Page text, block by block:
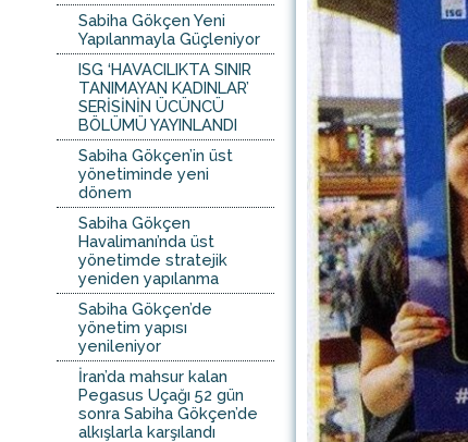
Sabiha Gökçen Yeni
Yapılanmayla Güçleniyor
ISG ‘HAVACILIKTA SINIR
TANIMAYAN KADINLAR’
SERİSİNİN ÜCÜNCÜ
BÖLÜMÜ YAYINLANDI
Sabiha Gökçen’in üst
yönetiminde yeni
dönem
Sabiha Gökçen
Havalimanı’nda üst
yönetimde stratejik
yeniden yapılanma
Sabiha Gökçen’de
yönetim yapısı
yenileniyor
İran’da mahsur kalan
Pegasus Uçağı 52 gün
sonra Sabiha Gökçen’de
alkışlarla karşılandı